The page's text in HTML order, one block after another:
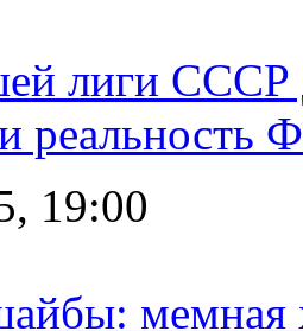
лиги СССР
реальность
19:00
мемная